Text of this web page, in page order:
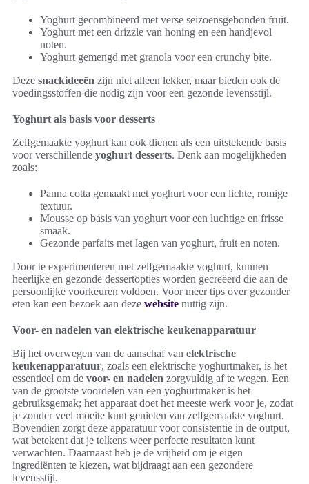
Yoghurt gecombineerd met verse seizoensgebonden fruit.
Yoghurt met een drizzle van honing en een handjevol
noten.
Yoghurt gemengd met granola voor een crunchy bite.
Deze snackideeën zijn niet alleen lekker, maar bieden ook de
voedingsstoffen die nodig zijn voor een gezonde levensstijl.
Yoghurt als basis voor desserts
Zelfgemaakte yoghurt kan ook dienen als een uitstekende basis
voor verschillende yoghurt desserts. Denk aan mogelijkheden
zoals:
Panna cotta gemaakt met yoghurt voor een lichte, romige
textuur.
Mousse op basis van yoghurt voor een luchtige en frisse
smaak.
Gezonde parfaits met lagen van yoghurt, fruit en noten.
Door te experimenteren met zelfgemaakte yoghurt, kunnen
heerlijke en gezonde dessertopties worden gecreëerd die aan de
persoonlijke voorkeuren voldoen. Voor meer tips over gezonder
eten kan een bezoek aan deze website nuttig zijn.
Voor- en nadelen van elektrische keukenapparatuur
Bij het overwegen van de aanschaf van elektrische
keukenapparatuur, zoals een elektrische yoghurtmaker, is het
essentieel om de voor- en nadelen zorgvuldig af te wegen. Een
van de grootste voordelen van een yoghurtmaker is het
gebruiksgemak; het apparaat doet het meeste werk voor je, zodat
je zonder veel moeite kunt genieten van zelfgemaakte yoghurt.
Bovendien zorgt deze apparatuur voor consistentie in de output,
wat betekent dat je telkens weer perfecte resultaten kunt
verwachten. Daarnaast heb je de vrijheid om je eigen
ingrediënten te kiezen, wat bijdraagt aan een gezondere
levensstijl.